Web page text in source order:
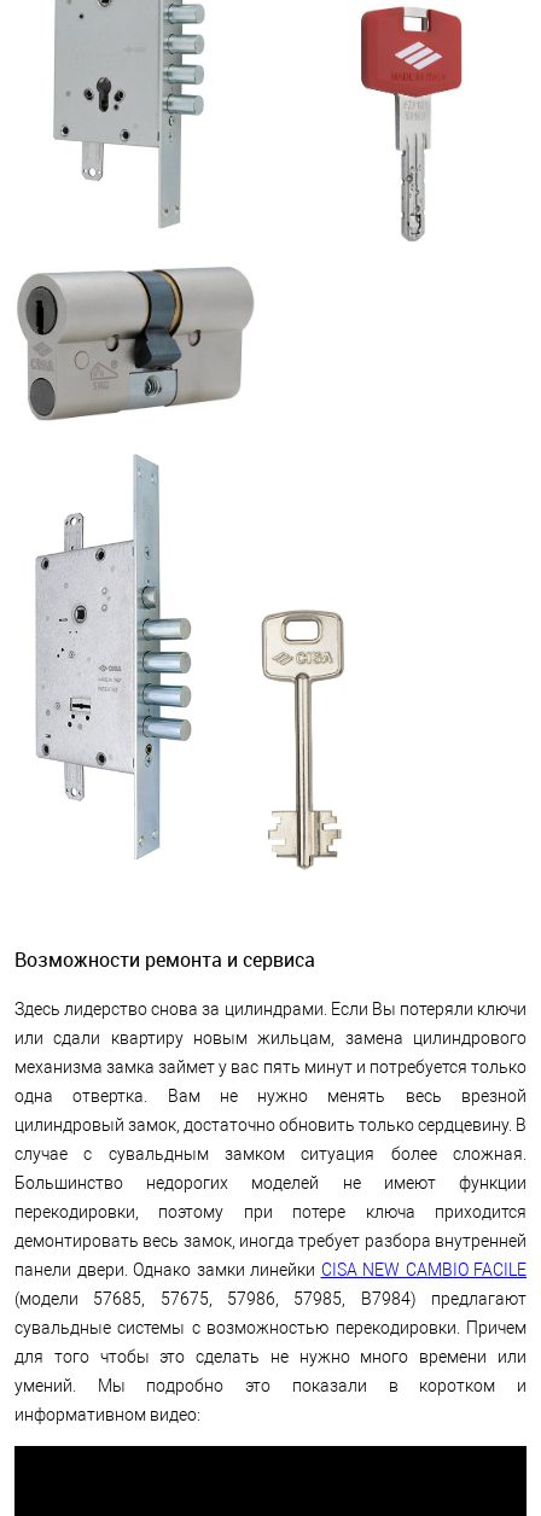
Возможности ремонта и сервиса
Здесь лидерство снова за цилиндрами. Если Вы потеряли ключи
или сдали квартиру новым жильцам, замена цилиндрового
механизма замка займет у вас пять минут и потребуется только
одна отвертка. Вам не нужно менять весь врезной
цилиндровый замок, достаточно обновить только сердцевину. В
случае с сувальдным замком ситуация более сложная.
Большинство недорогих моделей не имеют функции
перекодировки, поэтому при потере ключа приходится
демонтировать весь замок, иногда требует разбора внутренней
панели двери. Однако замки линейки CISA NEW CAMBIO FACILE
(модели 57685, 57675, 57986, 57985, B7984) предлагают
сувальдные системы с возможностью перекодировки. Причем
для того чтобы это сделать не нужно много времени или
умений. Мы подробно это показали в коротком и
информативном видео: